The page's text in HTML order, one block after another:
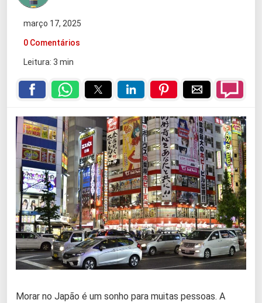
março 17, 2025
0 Comentários
Leitura: 3 min
Morar no Japão é um sonho para muitas pessoas. A